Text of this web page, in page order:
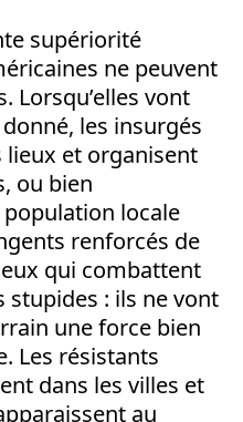
supériorité
ne peuvent
Lorsqu’elles vont
les insurgés
et organisent
ou bien
population locale
renforcés de
qui combattent
stupides : ils ne vont
une force bien
Les résistants
dans les villes et
au